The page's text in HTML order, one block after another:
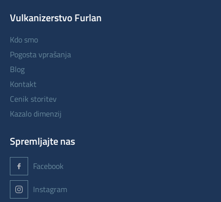
Vulkanizerstvo Furlan
kdo smo
pogosta vprašanja
blog
kontakt
cenik storitev
kazalo dimenzij
Spremljajte nas
Facebook
Instagram